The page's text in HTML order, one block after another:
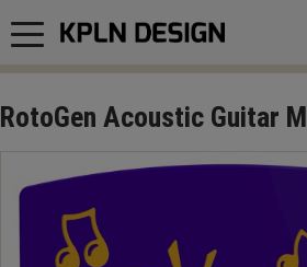
Meny
RotoGen Acoustic Guitar